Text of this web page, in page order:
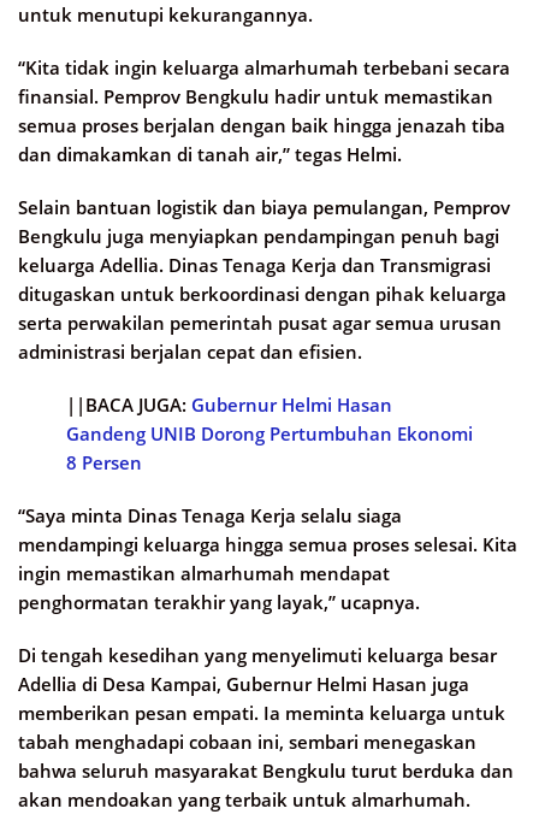
untuk menutupi kekurangannya.
“Kita tidak ingin keluarga almarhumah terbebani secara
finansial. Pemprov Bengkulu hadir untuk memastikan
semua proses berjalan dengan baik hingga jenazah tiba
dan dimakamkan di tanah air,” tegas Helmi.
Selain bantuan logistik dan biaya pemulangan, Pemprov
Bengkulu juga menyiapkan pendampingan penuh bagi
keluarga Adellia. Dinas Tenaga Kerja dan Transmigrasi
ditugaskan untuk berkoordinasi dengan pihak keluarga
serta perwakilan pemerintah pusat agar semua urusan
administrasi berjalan cepat dan efisien.
||BACA JUGA: Gubernur Helmi Hasan
Gandeng UNIB Dorong Pertumbuhan Ekonomi
8 Persen
“Saya minta Dinas Tenaga Kerja selalu siaga
mendampingi keluarga hingga semua proses selesai. Kita
ingin memastikan almarhumah mendapat
penghormatan terakhir yang layak,” ucapnya.
Di tengah kesedihan yang menyelimuti keluarga besar
Adellia di Desa Kampai, Gubernur Helmi Hasan juga
memberikan pesan empati. Ia meminta keluarga untuk
tabah menghadapi cobaan ini, sembari menegaskan
bahwa seluruh masyarakat Bengkulu turut berduka dan
akan mendoakan yang terbaik untuk almarhumah.